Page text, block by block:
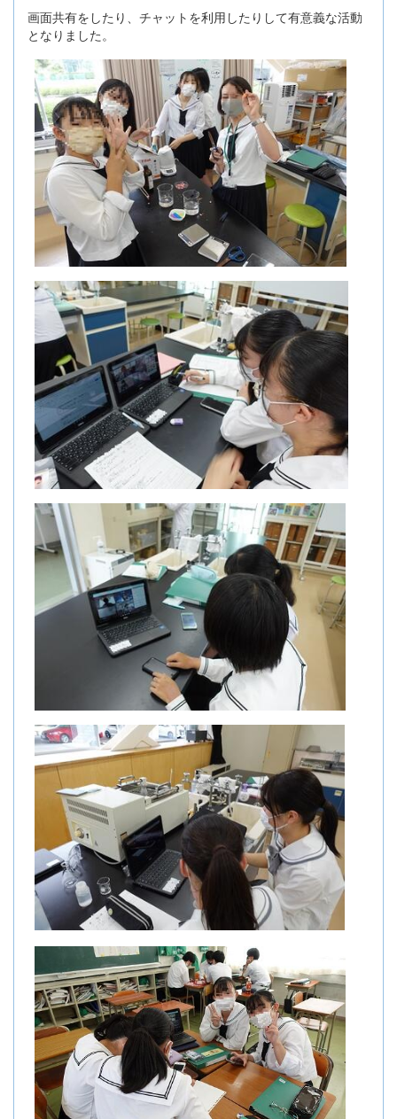
画面共有をしたり、チャットを利用したりして有意義な活動
となりました。